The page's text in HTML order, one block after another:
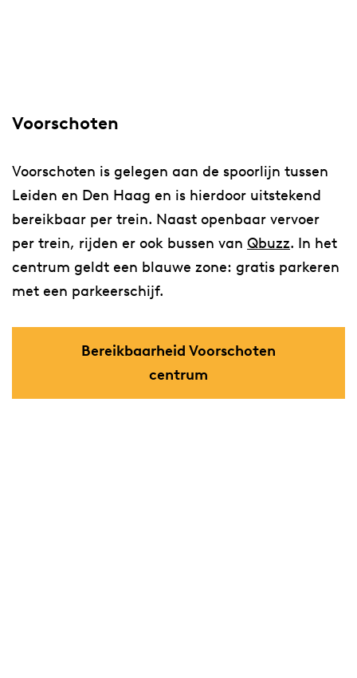
Voorschoten
Voorschoten is gelegen aan de spoorlijn tussen
Leiden en Den Haag en is hierdoor uitstekend
bereikbaar per trein. Naast openbaar vervoer
per trein, rijden er ook bussen van Qbuzz. In het
centrum geldt een blauwe zone: gratis parkeren
met een parkeerschijf.
Bereikbaarheid Voorschoten
centrum